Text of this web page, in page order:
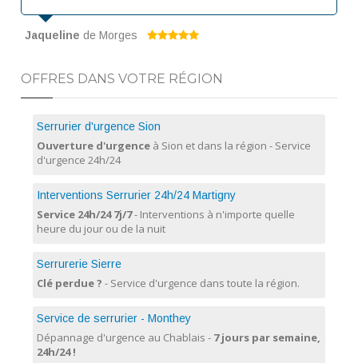
Jaqueline de Morges
OFFRES DANS VOTRE RÉGION
Serrurier d'urgence Sion
Ouverture d'urgenceà Sion et dans la région - Service
d'urgence 24h/24
Interventions Serrurier 24h/24 Martigny
Service 24h/24 7j/7- Interventions à n'importe quelle
heure du jour ou de la nuit
Serrurerie Sierre
Clé perdue ? - Service d'urgence dans toute la région.
Service de serrurier - Monthey
Dépannage d'urgence au Chablais - 7 jours par semaine,
24h/24 !